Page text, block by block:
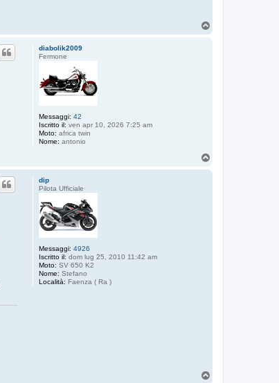
diabolik2009
Fermone
Messaggi: 42
Iscritto il: ven apr 10, 2026 7:25 am
Moto: africa twin
Nome: antonio
dip
Pilota Ufficiale
Messaggi: 4926
Iscritto il: dom lug 25, 2010 11:42 am
Moto: SV 650 K2
Nome: Stefano
Località: Faenza ( Ra )